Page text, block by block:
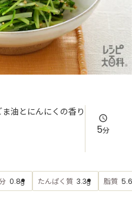
せ
ゴーヤ
油とにんにくの香り
5分
0.8g たんぱく質 3.3g 脂質 5.6